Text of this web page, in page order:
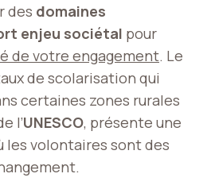
des domaines
enjeu sociétal pour
de votre engagement. Le
de scolarisation qui
certaines zones rurales
l’UNESCO, présente une
les volontaires sont des